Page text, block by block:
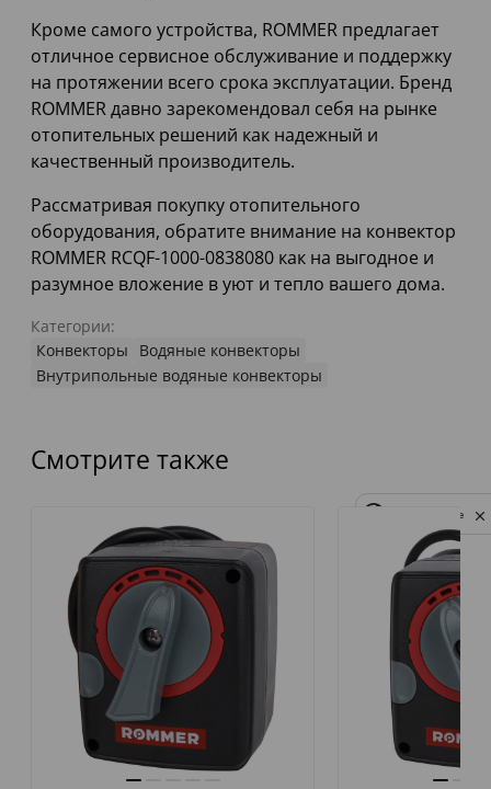
Кроме самого устройства, ROMMER предлагает
отличное сервисное обслуживание и поддержку
на протяжении всего срока эксплуатации. Бренд
ROMMER давно зарекомендовал себя на рынке
отопительных решений как надежный и
качественный производитель.
Рассматривая покупку отопительного
оборудования, обратите внимание на конвектор
ROMMER RCQF-1000-0838080 как на выгодное и
разумное вложение в уют и тепло вашего дома.
Категории:
Конвекторы
Водяные конвекторы
Внутрипольные водяные конвекторы
Смотрите также
Privacy notice